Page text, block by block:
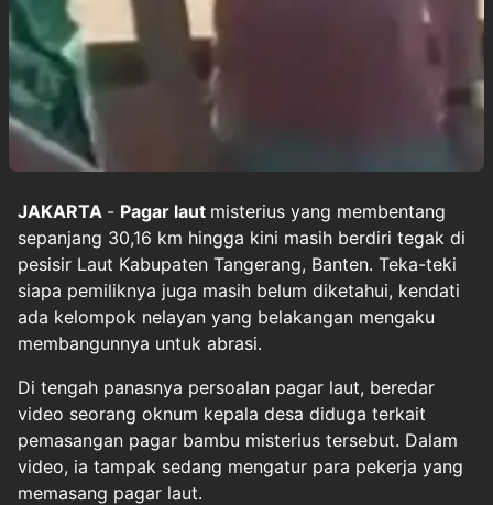
JAKARTA - Pagar laut misterius yang membentang
sepanjang 30,16 km hingga kini masih berdiri tegak di
pesisir Laut Kabupaten Tangerang, Banten. Teka-teki
siapa pemiliknya juga masih belum diketahui, kendati
ada kelompok nelayan yang belakangan mengaku
membangunnya untuk abrasi.
Di tengah panasnya persoalan pagar laut, beredar
video seorang oknum kepala desa diduga terkait
pemasangan pagar bambu misterius tersebut. Dalam
video, ia tampak sedang mengatur para pekerja yang
memasang pagar laut.